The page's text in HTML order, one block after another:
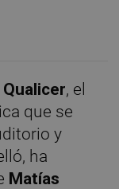
Qualicer, el
que se
y
ha
Matías